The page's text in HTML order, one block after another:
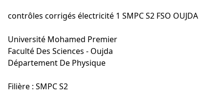
contrôles corrigés électricité 1 SMPC S2 FSO OUJDA
Université Mohamed Premier
Faculté Des Sciences - Oujda
Département De Physique
Filière : SMPC S2